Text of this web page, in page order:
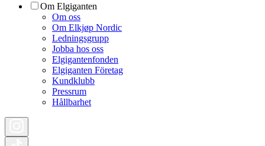
Om Elgiganten
Om oss
Om Elkjøp Nordic
Ledningsgrupp
Jobba hos oss
Elgigantenfonden
Elgiganten Företag
Kundklubb
Pressrum
Hållbarhet